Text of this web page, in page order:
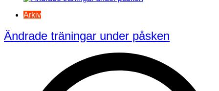
Arkiv
Ändrade träningar under påsken